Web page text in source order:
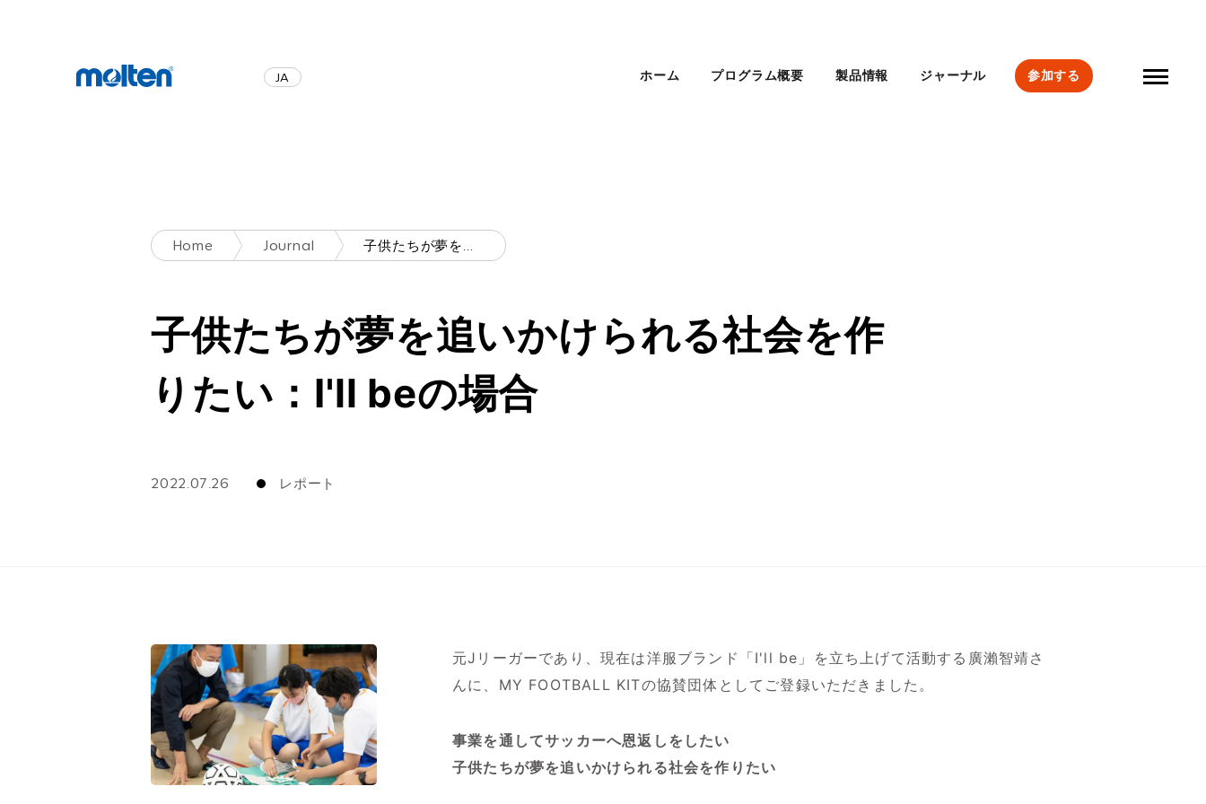
JA
ホーム プログラム概要 製品情報 ジャーナル 参加する
Home Journal
子供たちが夢を追いかけられる社会を作
りたい：I'll beの場合
2022.07.26 レポート
元Jリーガーであり、現在は洋服ブランド「I'll be」を立ち上げて活動する廣瀨智靖さ
んに、MY FOOTBALL KITの協賛団体としてご登録いただきました。
事業を通してサッカーへ恩返しをしたい
子供たちが夢を追いかけられる社会を作りたい